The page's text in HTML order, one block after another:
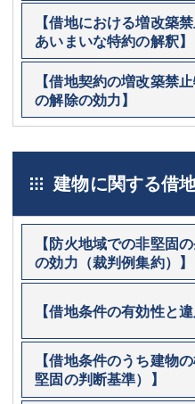
【借地における増改築
あいまいな特約の解釈】
【借地契約の増改築禁
の解除の効力】
建物に関する借
【防火地域での非堅固
の効力（裁判例集約）】
【借地条件の有効性と
【借地条件のうち建物
堅固の判断基準）】